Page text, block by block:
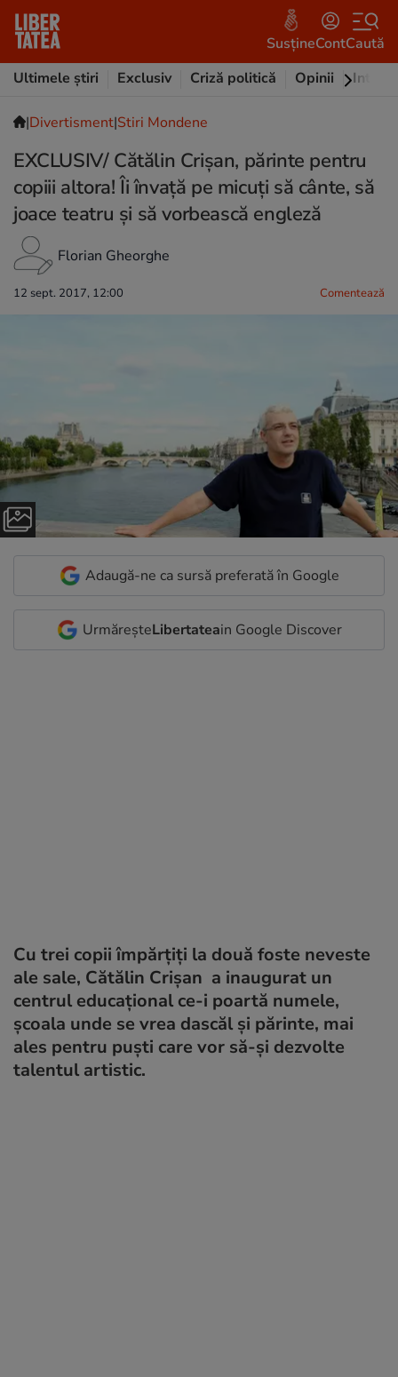
SusțineContCaută
Ultimele știri
Exclusiv Criză politică Opinii
|Divertisment|Stiri Mondene
EXCLUSIV/ Cătălin Crișan, părinte pentru
copiii altora! Îi învață pe micuți să cânte, să
joace teatru și să vorbească engleză
Florian Gheorghe
12 sept. 2017, 12:00 Comentează
Adaugă-ne ca sursă preferată în Google
UrmăreșteLibertateain Google Discover
Cu trei copii împărțiți la două foste neveste
ale sale, Cătălin Crișan a inaugurat un
centrul educațional ce-i poartă numele,
școala unde se vrea dascăl și părinte, mai
ales pentru puști care vor să-și dezvolte
talentul artistic.